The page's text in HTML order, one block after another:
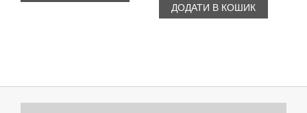
386,00 ₴.289,50 ₴.
ДОДАТИ В КОШИК